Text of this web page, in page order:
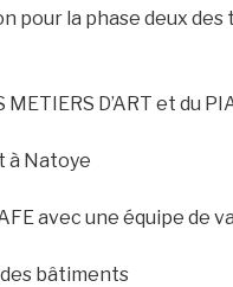
pour la phase deux
D’ART et du
à Natoye
avec une équipe de
des bâtiments